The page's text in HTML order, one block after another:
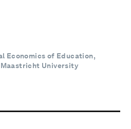
Economics of Education,
Maastricht University